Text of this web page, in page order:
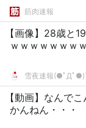
筋肉速報
【画像】28歳と
ｗｗｗｗｗｗｗｗ
雪夜速報(●ﾟДﾟ
【動画】なんで
かんねん・・・